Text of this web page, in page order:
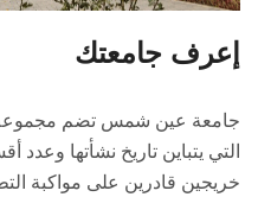
إعرف جامعتك
جامعة عين شمس تضم مجموعة
التي يتباين تاريخ نشأتها وعدد
خريجين قادرين على مواكبة